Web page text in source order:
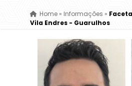
Home» Informações »
Vila Endres - Guarulhos